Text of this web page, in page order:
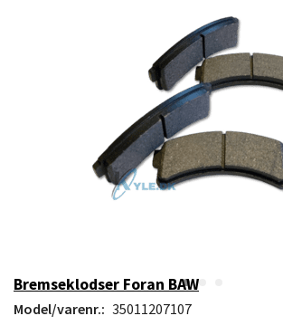
Bremseklodser Foran BAW
Model/varenr.: 35011207107